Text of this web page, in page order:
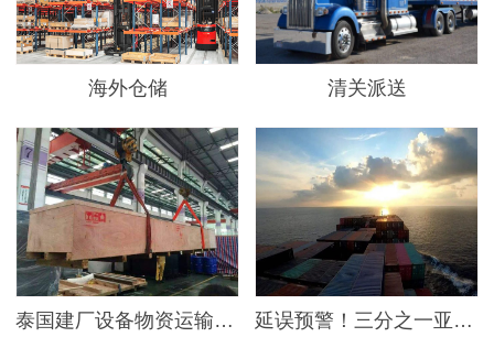
海外仓储 清关派送
泰国建厂设备物资运输项目 延误预警！三分之一亚洲航次将被取消